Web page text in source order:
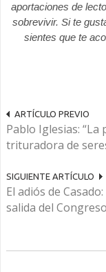
aportaciones de
sobrevivir. Si te
sientes que te
ARTÍCULO PREVIO
Pablo Iglesias:
trituradora de
SIGUIENTE ARTÍCULO
El adiós de
salida del Congreso